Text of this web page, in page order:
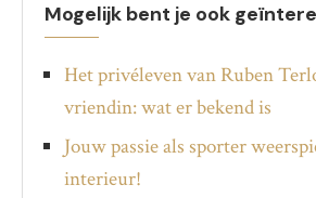
Mogelijk bent je ook
Het privéleven van Ruben
vriendin: wat er bekend is
Jouw passie als sporter
interieur!